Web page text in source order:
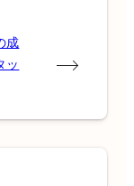
成
ッ